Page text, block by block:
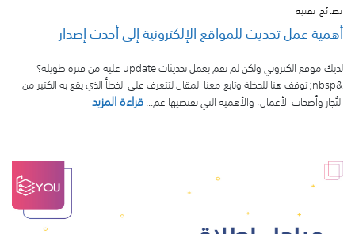
نصائح تقنية
أهمية عمل تحديث للمواقع الإلكترونية إلى أحدث إصدار
لديك موقع الكتروني ولكن لم تقم بعمل تحديثات update عليه من فترة طويلة؟
&nbsp; توقف هنا للحظة وتابع معنا المقال لتتعرف على الخطأ الذي يقع به الكثير من
التُجار وأصحاب الأعمال، والأهمية التي تقتضيها عم...قراءة المزيد